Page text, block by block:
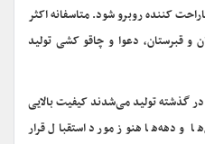
کننده روبرو شود. متاسفانه اکثر
و قبرستان، دعوا و چاقو کشی تولید
در گذشته تولید می‌شدند کیفیت بالایی
دهه‌ها هنوز مورد استقبال قرار